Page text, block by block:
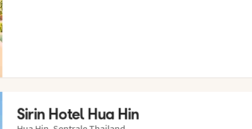
Sirin Hotel Hua Hin